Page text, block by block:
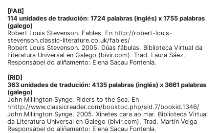
[FAB]
114 unidades de tradución: 1724 palabras (inglés) x 1755 palabras
(galego)
Robert Louis Stevenson. Fables. En http://robert-louis-
stevenson.classic-literature.co.uk/fables/
Robert Louis Stevenson. 2005. Dúas fábulas. Biblioteca Virtual da
Literatura Universal en Galego (bivir.com). Trad. Laura Sáez.
Responsábel do aliñamento: Elena Sacau Fontenla.
[RID]
363 unidades de tradución: 4135 palabras (inglés) x 3661 palabras
(galego)
John Millington Synge. Riders to the Sea. En
hhttp://www.classicreader.com/booktoc.php/sid.7/bookid.1346/
John Millington Synge. 2005. Xinetes cara ao mar. Biblioteca Virtual
da Literatura Universal en Galego (bivir.com). Trad. Martín Veiga
Responsábel do aliñamento: Elena Sacau Fontenla.